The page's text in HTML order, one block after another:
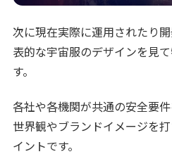
次に現在実際に運用されたり
表的な宇宙服のデザインを見
す。
各社や各機関が共通の安全要
世界観やブランドイメージを
イントです。